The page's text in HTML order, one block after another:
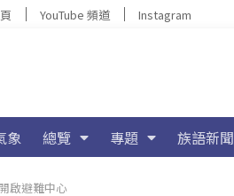
YouTube 頻道 Instagram
象 總覽 專題 族語新聞
啟避難中心